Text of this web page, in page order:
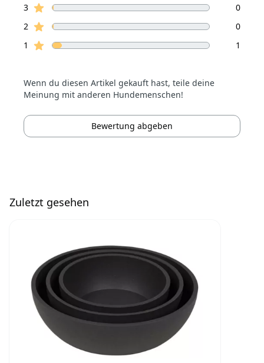
3Sterne Bewertungen
0
2 Sterne Bewertungen
0
1
Sterne Bewertungen 1
Wenn du diesen Artikel gekauft hast, teile deine
Meinung mit anderen Hundemenschen!
Bewertung abgeben
Zuletzt gesehen